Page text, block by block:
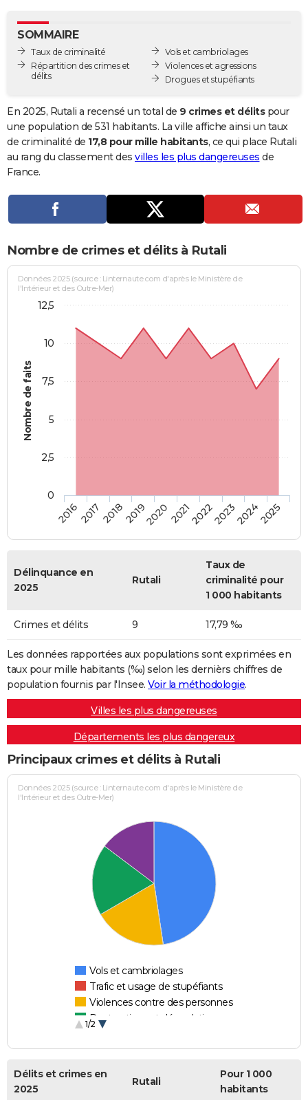
GUIDES D'ACHAT
BONS PLANS
Carte de Noël
Carte Bonne année
Carte Saint-Valentin
Carte Pâques
Carte d'anniversaire
DICTIONNAIRE
Dictionnaire
Biographies
Citations
Expressions
Proverbes
PROGRAMME TV
Se connecter
Entreprises
Service militaire
Avis de recherche
AVIS DE DÉCÈS
Bricolage
Lifestyle
Culture
Sport
Auto
Television
Voyage
Cinema
SOMMAIRE
Taux de criminalité
Répartition des crimes et
délits
Vols et cambriolages
Violences et agressions
Drogues et stupéfiants
En 2025, Rutali a recensé un total de 9 crimes et délitspour
une population de 531 habitants. La ville affiche ainsi un taux
de criminalité de 17,8 pour mille habitants, ce qui place Rutali
au rang du classement des villes les plus dangereuses de
France.
Nombre de crimes et délits à Rutali
Nombre de faits
Données 2025 (source : Linternaute.com d'après le Ministère de
l'Intérieur et des Outre-Mer)
2016201720182019202020212022202320242025
0
2,5
5
7,5
10
12,5
Délinquance en
2025
Rutali
Taux de
criminalité pour
1 000 habitants
Crimes et délits 9 17,79 ‰
Les données rapportées aux populations sont exprimées en
taux pour mille habitants (‰) selon les dernièrs chiffres de
population fournis par l'Insee. Voir la méthodologie.
Villes les plus dangereuses
Départements les plus dangereux
Principaux crimes et délits à Rutali
Données 2025 (source : Linternaute.com d'après le Ministère de
l'Intérieur et des Outre-Mer)
Vols et cambriolages
Trafic et usage de stupéfiants
Violences contre des personnes
Destructions et dégradations
1/2
Délits et crimes en
2025
Rutali
Pour 1 000
habitants